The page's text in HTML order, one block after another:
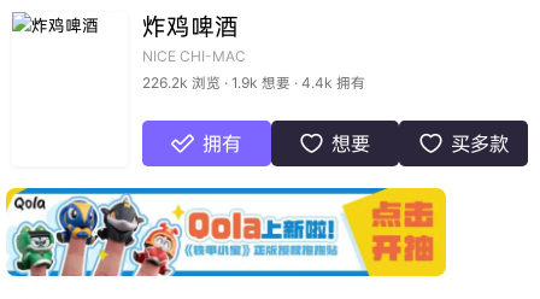
炸鸡啤酒
NICE CHI-MAC
226.2k 浏览 · 1.9k 想要 · 4.4k 拥有
 拥有  想要  买多款